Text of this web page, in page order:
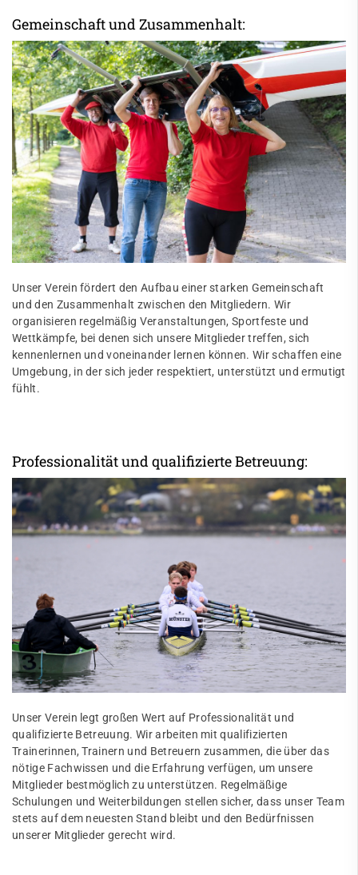
Gemeinschaft und Zusammenhalt:
Unser Verein fördert den Aufbau einer starken Gemeinschaft
und den Zusammenhalt zwischen den Mitgliedern. Wir
organisieren regelmäßig Veranstaltungen, Sportfeste und
Wettkämpfe, bei denen sich unsere Mitglieder treffen, sich
kennenlernen und voneinander lernen können. Wir schaffen eine
Umgebung, in der sich jeder respektiert, unterstützt und ermutigt
fühlt.
Professionalität und qualifizierte Betreuung:
Unser Verein legt großen Wert auf Professionalität und
qualifizierte Betreuung. Wir arbeiten mit qualifizierten
Trainerinnen, Trainern und Betreuern zusammen, die über das
nötige Fachwissen und die Erfahrung verfügen, um unsere
Mitglieder bestmöglich zu unterstützen. Regelmäßige
Schulungen und Weiterbildungen stellen sicher, dass unser Team
stets auf dem neuesten Stand bleibt und den Bedürfnissen
unserer Mitglieder gerecht wird.